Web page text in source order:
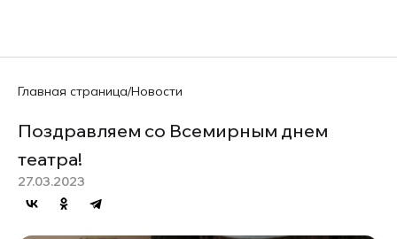
Главная страница/Новости
Поздравляем со Всемирным днем
театра!
27.03.2023